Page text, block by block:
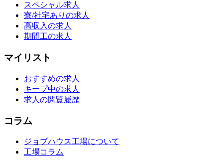
スペシャル求人
寮/社宅ありの求人
高収入の求人
期間工の求人
マイリスト
おすすめの求人
キープ中の求人
求人の閲覧履歴
コラム
ジョブハウス工場について
工場コラム